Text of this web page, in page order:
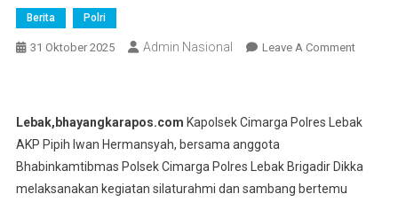
Berita Polri
31 Oktober 2025 Admin Nasional Leave A CommentOn
Lebak
Lebak,bhayangkarapos.com Kapolsek Cimarga Polres Lebak
AKP Pipih Iwan Hermansyah, bersama anggota
Bhabinkamtibmas Polsek Cimarga Polres Lebak Brigadir Dikka
melaksanakan kegiatan silaturahmi dan sambang bertemu